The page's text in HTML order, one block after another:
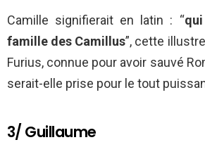
Camille signifierait en latin : “
famille des Camillus”, cette
Furius, connue pour avoir sauvé
serait-elle prise pour le tout
3/ Guillaume